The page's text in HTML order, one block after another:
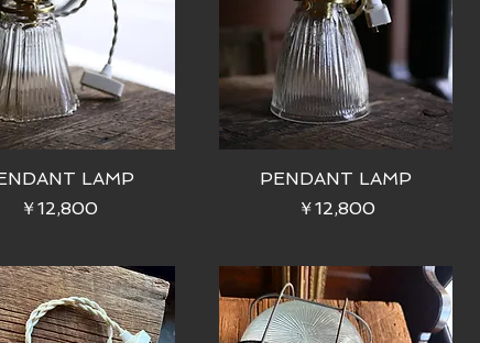
LAMP
価格
￥12,800
PENDANT LAMP
価格
￥12,800